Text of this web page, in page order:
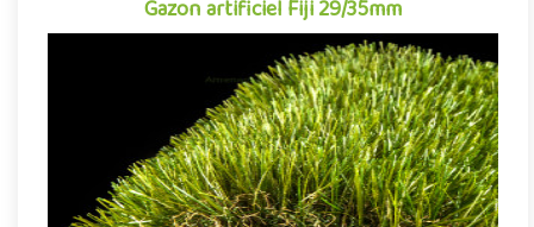
Gazon artificiel Fiji 29/35mm
Gazon artificiel Fiji 29/35mm
Gazon synthétique tout aussi apprécié pour sa qualité de
finition que sa facilité d'entretien, le gazon artificiel Fiji signe..